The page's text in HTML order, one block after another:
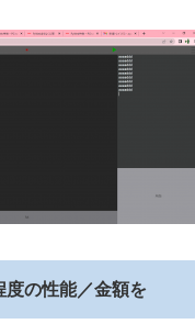
度の性能／金額を